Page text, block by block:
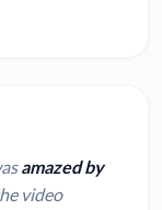
amazed by
video